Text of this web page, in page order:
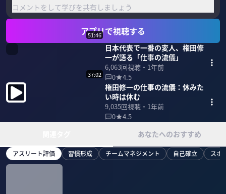
コメントをして学びを共有しましょう
アプリで視聴する
51:46
日本代表で一番の変人、権田修
一が語る「仕事の流儀」
6,063回視聴・ 1年前
0
4.5
37:02
権田修一の仕事の流儀：休みた
い時は休む
9,035回視聴・ 1年前
0
4.5
あなたへのおすすめ
アスリート評価 習慣形成 チームマネジメント 自己確立 スポ